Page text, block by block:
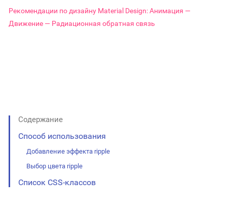
Рекомендации по дизайну Material Design: Анимация —
Движение — Радиационная обратная связь
Содержание
Способ использования
Добавление эффекта ripple
Выбор цвета ripple
Список CSS-классов